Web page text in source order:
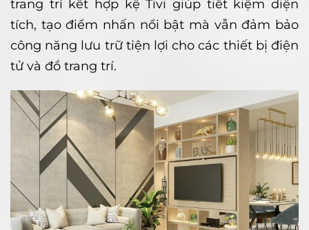
trang trí kết hợp kệ Tivi giúp tiết kiệm diện
tích, tạo điểm nhấn nổi bật mà vẫn đảm bảo
công năng lưu trữ tiện lợi cho các thiết bị điện
tử và đồ trang trí.